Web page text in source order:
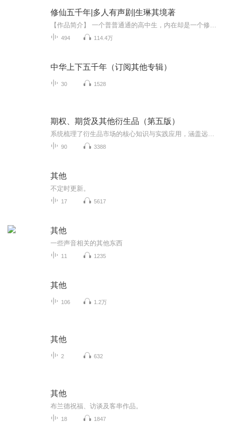
修仙五千年|多人有声剧|生琳其境著
494 114.4万
中华上下五千年（订阅其他专辑）
30 1528
期权、期货及其他衍生品（第五版）
90 3388
其他
不定时更新。
17 5617
其他
一些声音相关的其他东西
11 1235
其他
106 1.2万
其他
2 632
其他
布兰德祝福、访谈及客串作品。
18 1847